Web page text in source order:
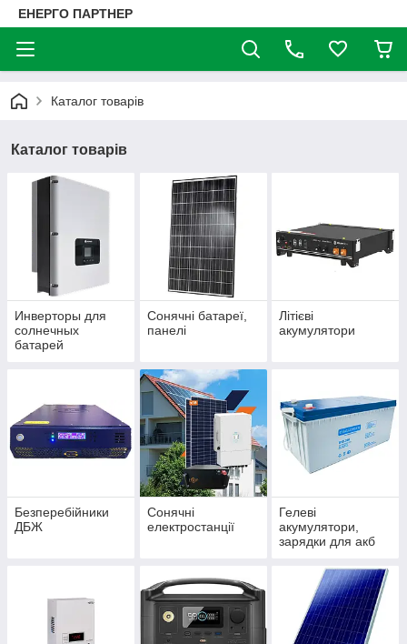
ЕНЕРГО ПАРТНЕР
Каталог товарів
Каталог товарів
Инверторы для
солнечных
батарей
Сонячні батареї,
панелі
Літієві
акумулятори
Безперебійники
ДБЖ
Сонячні
електростанції
Гелеві
акумулятори,
зарядки для акб